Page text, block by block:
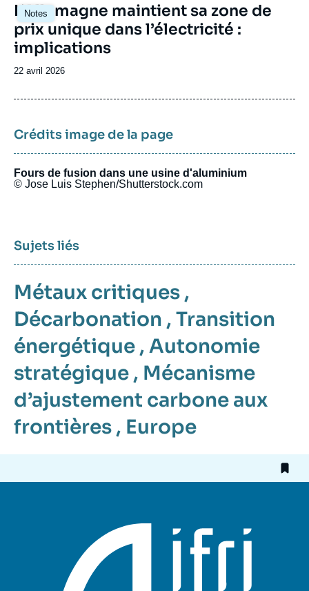
Notes
Image
principale
L’Allemagne maintient sa zone de
prix unique dans l’électricité :
implications
Date
publication
22 avril 2026
Crédits image de la page
Fours de fusion dans une usine d'aluminium
© Jose Luis Stephen/Shutterstock.com
Sujets liés
Métaux critiques ,
Décarbonation , Transition
énergétique , Autonomie
stratégique , Mécanisme
d’ajustement carbone aux
frontières , Europe